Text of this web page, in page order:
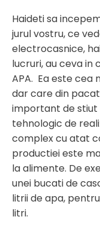
Haideti sa
jurul vostru, ce
electrocasnice,
lucruri, au ceva in
APA. Ea este cea
dar care din
important de
tehnologic de
complex cu atat
productiei este
la alimente. De
unei bucati de
litrii de apa,
litri.